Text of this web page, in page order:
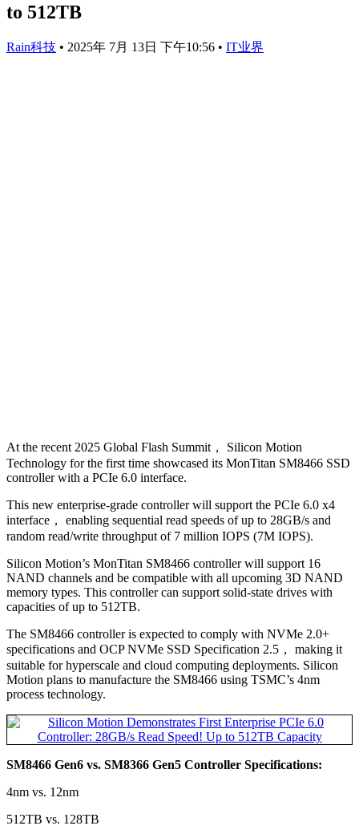
to 512TB
Rain科技 • 2025年 7月 13日 下午10:56 • IT业界
At the recent 2025 Global Flash Summit， Silicon Motion
Technology for the first time showcased its MonTitan SM8466 SSD
controller with a PCIe 6.0 interface.
This new enterprise-grade controller will support the PCIe 6.0 x4
interface， enabling sequential read speeds of up to 28GB/s and
random read/write throughput of 7 million IOPS (7M IOPS).
Silicon Motion’s MonTitan SM8466 controller will support 16
NAND channels and be compatible with all upcoming 3D NAND
memory types. This controller can support solid-state drives with
capacities of up to 512TB.
The SM8466 controller is expected to comply with NVMe 2.0+
specifications and OCP NVMe SSD Specification 2.5， making it
suitable for hyperscale and cloud computing deployments. Silicon
Motion plans to manufacture the SM8466 using TSMC’s 4nm
process technology.
SM8466 Gen6 vs. SM8366 Gen5 Controller Specifications:
4nm vs. 12nm
512TB vs. 128TB